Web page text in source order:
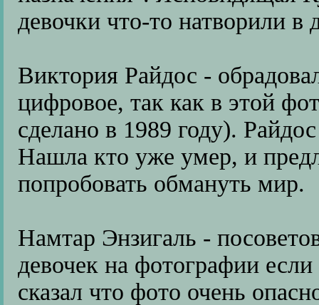
девочки что-то натворили в
Виктория Райдос -
цифровое, так как в этой
сделано в 1989 году).
Нашла кто уже умер, и
попробовать обмануть мир.
Намтар Энзигаль -
девочек на фотографии
сказал что фото очень